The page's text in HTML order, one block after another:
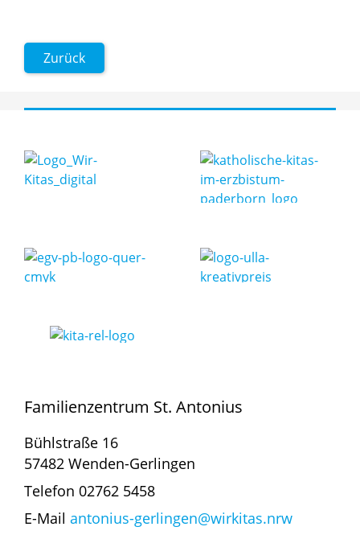
Zurück
Familienzentrum St. Antonius
Bühlstraße 16
57482 Wenden-Gerlingen
Telefon 02762 5458
E-Mail antonius-gerlingen@wirkitas.nrw